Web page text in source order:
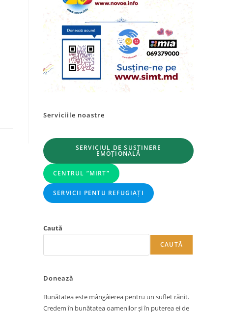
Serviciile noastre
SERVICIUL DE SUSȚINERE
EMOȚIONALĂ
CENTRUL ”MIRT”
SERVICII PENTU REFUGIAȚI
Caută
CAUTĂ
Donează
Bunătatea este mângâierea pentru un suflet rănit.
Credem în bunătatea oamenilor și în puterea ei de